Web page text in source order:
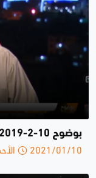
بوضوح 10-2-2019
2021/01/10 الأحد 11:22 ص